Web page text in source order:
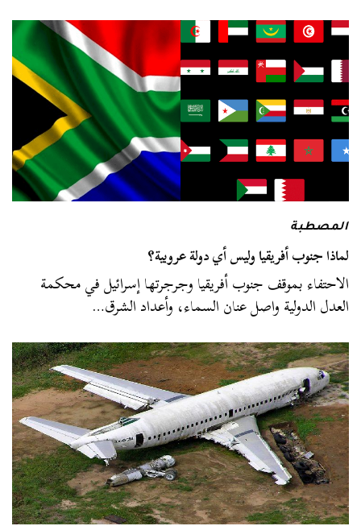
المصطبة
لماذا جنوب أفريقيا وليس أي دولة عروبية؟
الاحتفاء بموقف جنوب أفريقيا وجرجرتها إسرائيل في محكمة
العدل الدولية واصل عنان السماء، وأعداد الشرق…